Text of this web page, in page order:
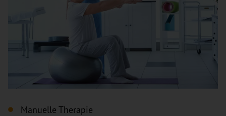
Manuelle Therapie